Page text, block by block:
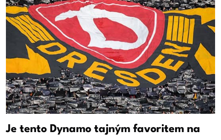
Je tento Dynamo tajným favoritem na